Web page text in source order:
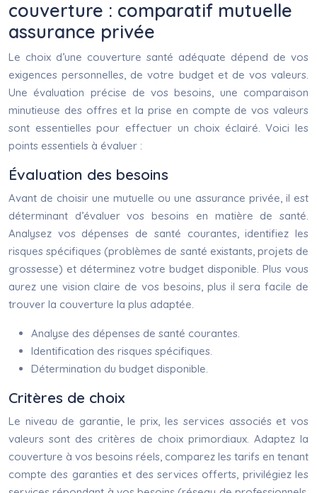
couverture : comparatif mutuelle
assurance privée
Le choix d’une couverture santé adéquate dépend de vos
exigences personnelles, de votre budget et de vos valeurs.
Une évaluation précise de vos besoins, une comparaison
minutieuse des offres et la prise en compte de vos valeurs
sont essentielles pour effectuer un choix éclairé. Voici les
points essentiels à évaluer :
Évaluation des besoins
Avant de choisir une mutuelle ou une assurance privée, il est
déterminant d’évaluer vos besoins en matière de santé.
Analysez vos dépenses de santé courantes, identifiez les
risques spécifiques (problèmes de santé existants, projets de
grossesse) et déterminez votre budget disponible. Plus vous
aurez une vision claire de vos besoins, plus il sera facile de
trouver la couverture la plus adaptée.
Analyse des dépenses de santé courantes.
Identification des risques spécifiques.
Détermination du budget disponible.
Critères de choix
Le niveau de garantie, le prix, les services associés et vos
valeurs sont des critères de choix primordiaux. Adaptez la
couverture à vos besoins réels, comparez les tarifs en tenant
compte des garanties et des services offerts, privilégiez les